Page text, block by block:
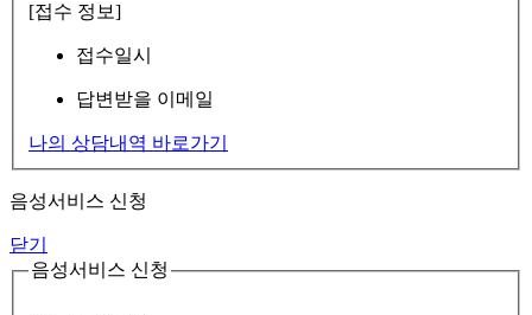
[접수 정보]
접수일시
답변받을 이메일
나의 상담내역 바로가기
음성서비스 신청
닫기
음성서비스 신청